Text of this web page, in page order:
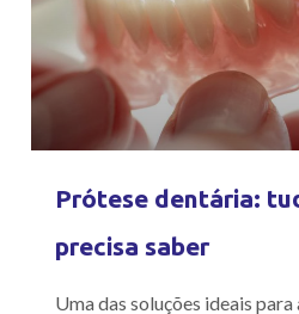
Prótese dentária:
precisa saber
Uma das soluções ideais